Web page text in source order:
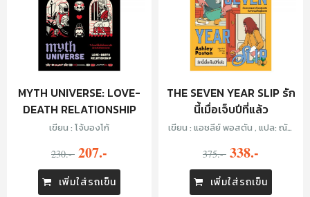
MYTH UNIVERSE: LOVE-
DEATH RELATIONSHIP
เขียน : โจ้บองโก้
230.- 207.-
เพิ่มใส่รถเข็น
THE SEVEN YEAR SLIP รัก
นี้เมื่อเจ็บปีที่แล้ว
เขียน : แอชลีย์ พอสตัน , แปล: ณัฐ
375.- 338.-
เพิ่มใส่รถเข็น